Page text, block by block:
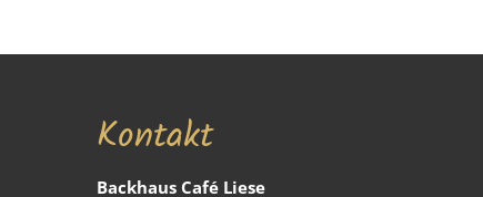
Kontakt
Backhaus Café Liese